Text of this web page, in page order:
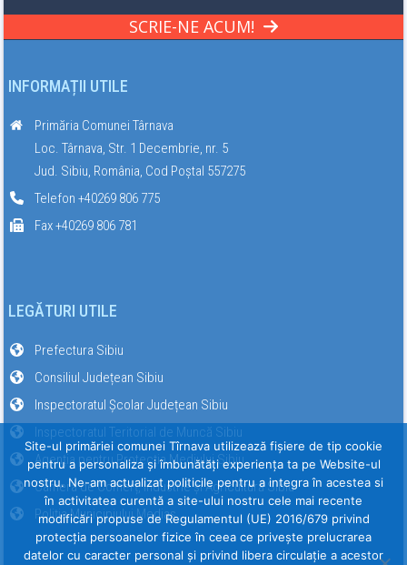
SCRIE-NE ACUM!
INFORMAȚII UTILE
Primăria Comunei Târnava
Loc. Târnava, Str. 1 Decembrie, nr. 5
Jud. Sibiu, România, Cod Poștal 557275
Telefon +40269 806 775
Fax +40269 806 781
LEGĂTURI UTILE
Prefectura Sibiu
Consiliul Județean Sibiu
Inspectoratul Școlar Județean Sibiu
Inspectoratul Teritorial de Muncă Sibiu
Agenția pentru Protecția Mediului Sibiu
Camera de Comerț, Industrie și Agricultură Sibiu
Poliția Municipiului Mediaș
Site-ul primăriei comunei Tîrnava utilizează fişiere de tip cookie
pentru a personaliza și îmbunătăți experiența ta pe Website-ul
nostru. Ne-am actualizat politicile pentru a integra în acestea si
în activitatea curentă a site-ului nostru cele mai recente
modificări propuse de Regulamentul (UE) 2016/679 privind
protecția persoanelor fizice în ceea ce privește prelucrarea
datelor cu caracter personal și privind libera circulație a acestor